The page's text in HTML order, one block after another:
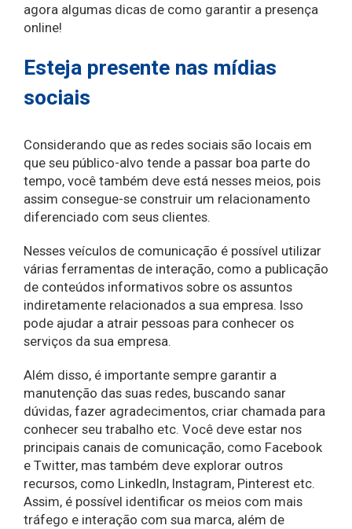
agora algumas dicas de como garantir a presença
online!
Esteja presente nas mídias
sociais
Considerando que as redes sociais são locais em
que seu público-alvo tende a passar boa parte do
tempo, você também deve está nesses meios, pois
assim consegue-se construir um relacionamento
diferenciado com seus clientes.
Nesses veículos de comunicação é possível utilizar
várias ferramentas de interação, como a publicação
de conteúdos informativos sobre os assuntos
indiretamente relacionados a sua empresa. Isso
pode ajudar a atrair pessoas para conhecer os
serviços da sua empresa.
Além disso, é importante sempre garantir a
manutenção das suas redes, buscando sanar
dúvidas, fazer agradecimentos, criar chamada para
conhecer seu trabalho etc. Você deve estar nos
principais canais de comunicação, como Facebook
e Twitter, mas também deve explorar outros
recursos, como LinkedIn, Instagram, Pinterest etc.
Assim, é possível identificar os meios com mais
tráfego e interação com sua marca, além de